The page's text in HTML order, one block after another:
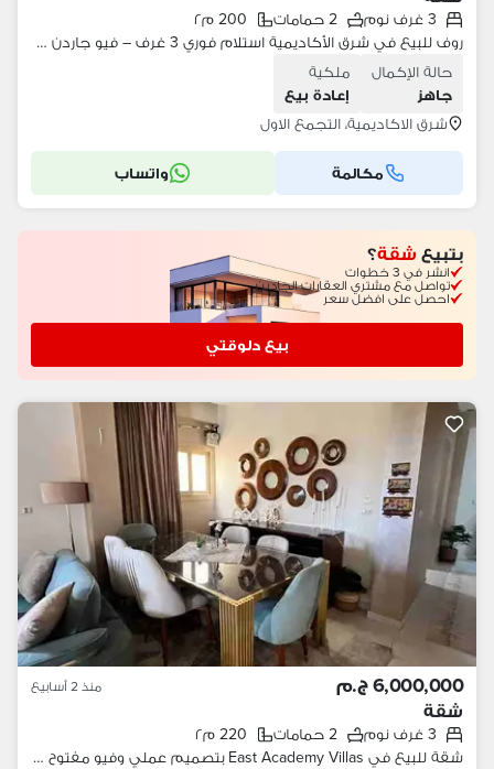
3 غرف نوم 2 حمامات
200 م٢
روف للبيع في شرق الأكاديمية استلام فوري 3 غرف – فيو جاردن وموقع مميز
حالة الإكمال
جاهز
ملكية
إعادة بيع
شرق الاكاديمية، التجمع الاول
مكالمة واتساب
بتبيع شقة؟
انشر في 3 خطوات
تواصل مع مشتري العقارات الجادين
احصل على افضل سعر
بيع دلوقتي
6,000,000 ج.م منذ 2 أسابيع
شقة
3 غرف نوم 2 حمامات
220 م٢
شقة للبيع في East Academy Villas بتصميم عملي وفيو مفتوح غير مجروح في موقع راقي داخل منطقة هادئة وقريبة من الخدمات والمحاور الرئيسية في قلب التجمع الخامس